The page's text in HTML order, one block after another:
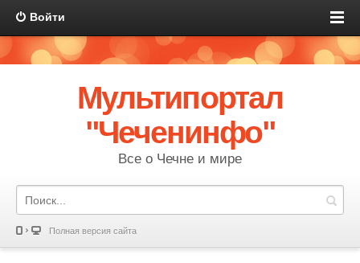
Войти
Мультипортал
"Чеченинфо"
Все о Чечне и мире
Полная версия сайта